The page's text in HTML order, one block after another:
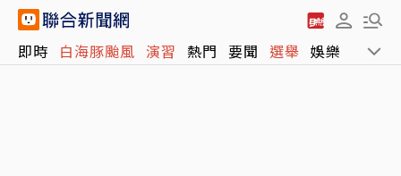
即時 白海豚颱風 演習 熱門 要聞 選舉 娛樂 運動